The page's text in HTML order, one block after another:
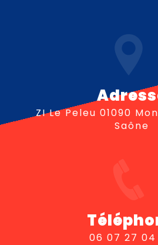
ZI Le Peleu 01090 Montmerle-sur-
Saône
06 07 27